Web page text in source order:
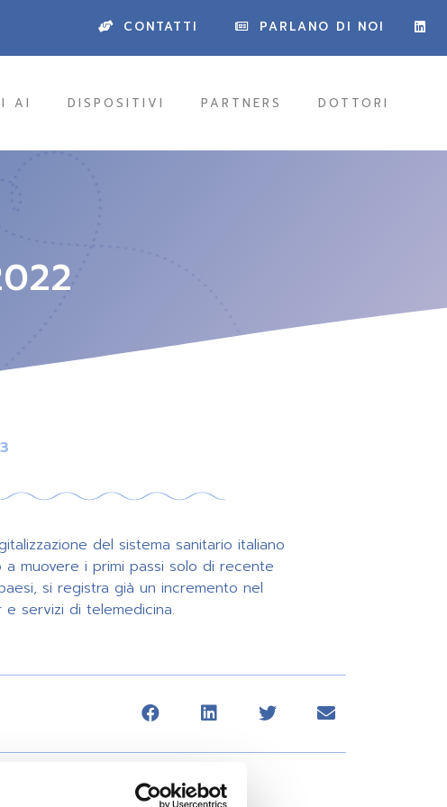
CONTATTI PARLANO DI NOI
CONTATTI PARLANO DI NOI
AI DISPOSITIVI PARTNERS DOTTORI
del sistema sanitario italiano
a muovere i primi passi solo di recente
si registra già un incremento nel
servizi di telemedicina.